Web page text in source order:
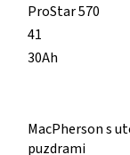
ProStar 570
41
30Ah
MacPherson s
puzdrami